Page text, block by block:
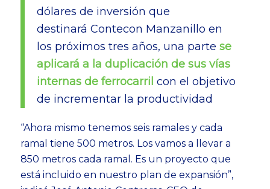
dólares de inversión que
destinará Contecon Manzanillo en
los próximos tres años, una parte se
aplicará a la duplicación de sus vías
internas de ferrocarril con el objetivo
de incrementar la productividad
“Ahora mismo tenemos seis ramales y cada
ramal tiene 500 metros. Los vamos a llevar a
850 metros cada ramal. Es un proyecto que
está incluido en nuestro plan de expansión”,